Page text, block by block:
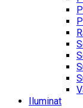
Iluminat